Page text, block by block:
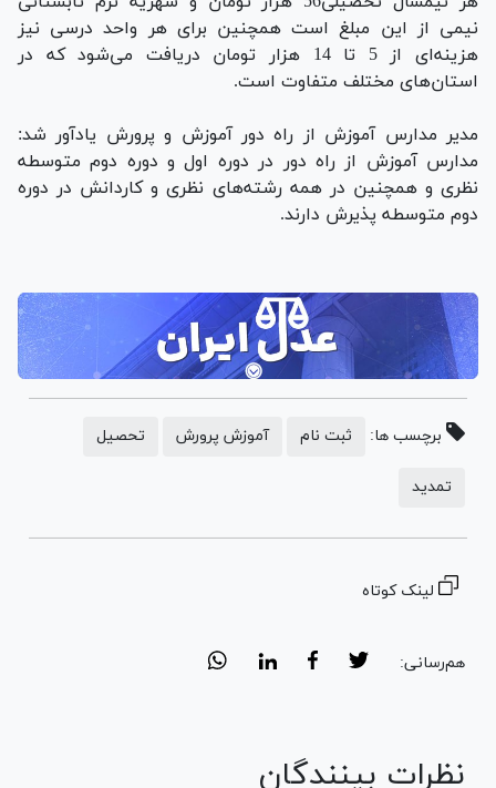
نیمی از این مبلغ است همچنین برای هر واحد درسی نیز
هزینه‌ای از 5 تا 14 هزار تومان دریافت می‌شود که در
استان‌های مختلف متفاوت است.
مدیر مدارس آموزش از راه دور آموزش و پرورش یادآور شد:
مدارس آموزش از راه دور در دوره اول و دوره دوم متوسطه
نظری و همچنین در همه رشته‌های نظری و کاردانش در دوره
دوم متوسطه پذیرش دارند.
برچسب ها: ثبت نام آموزش پرورش تحصیل
تمدید
لینک کوتاه
هم‌رسانی:
نظرات بینندگان